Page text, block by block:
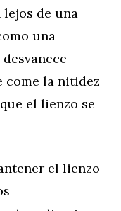
de una
una
come la nitidez
el lienzo se
el lienzo